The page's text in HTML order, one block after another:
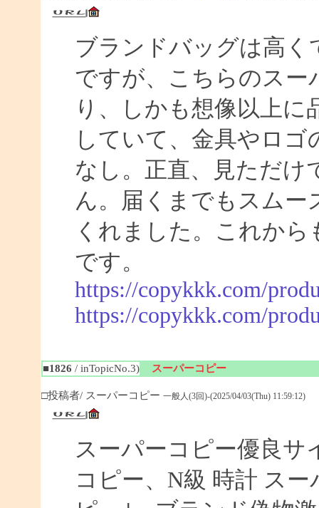
ブランドバッグは高
ですが、こちらのスー
り、しかも想像以上
していて、金具やロ
なし。正直、見ただけ
ん。届くまでもスムー
くれました。これか
です。
https://copykkk.com/
https://copykkk.com/
■1826 / inTopicNo.3) スーパーコピー
□投稿者/ スーパーコピー 一般人(3回)-(2025/04/03(Thu) 11:59:12)
スーパーコピー優良サ
コピー、N級 時計 ス